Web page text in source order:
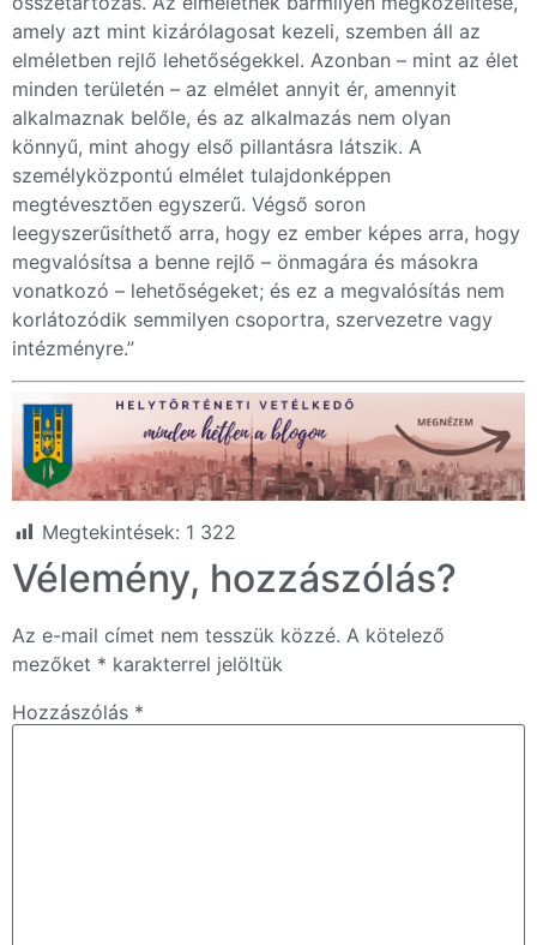
amely azt mint kizárólagosat kezeli, szemben áll az
elméletben rejlő lehetőségekkel. Azonban – mint az élet
minden területén – az elmélet annyit ér, amennyit
alkalmaznak belőle, és az alkalmazás nem olyan
könnyű, mint ahogy első pillantásra látszik. A
személyközpontú elmélet tulajdonképpen
megtévesztően egyszerű. Végső soron
leegyszerűsíthető arra, hogy ez ember képes arra, hogy
megvalósítsa a benne rejlő – önmagára és másokra
vonatkozó – lehetőségeket; és ez a megvalósítás nem
korlátozódik semmilyen csoportra, szervezetre vagy
intézményre.”
Megtekintések: 1 322
Vélemény, hozzászólás?
Az e-mail címet nem tesszük közzé. A kötelező
mezőket * karakterrel jelöltük
Hozzászólás *